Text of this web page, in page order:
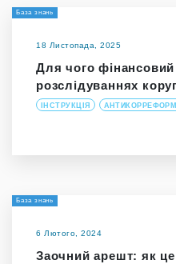
База знань
18 Листопада, 2025
Для чого фінансовий
розслідуваннях
ІНСТРУКЦІЯ
База знань
6 Лютого, 2024
Заочний арешт: як